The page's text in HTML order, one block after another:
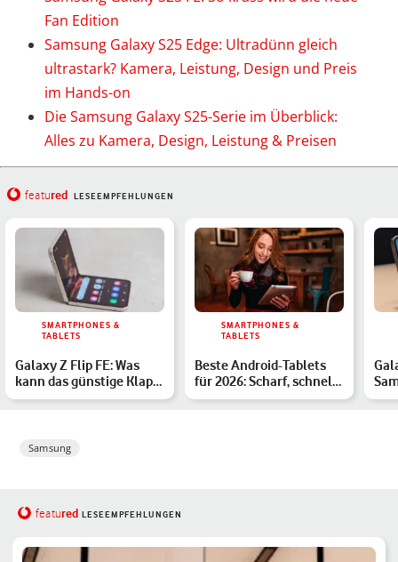
Fan Edition
Samsung Galaxy S25 Edge: Ultradünn gleich
ultrastark? Kamera, Leistung, Design und Preis
im Hands-on
Die Samsung Galaxy S25-Serie im Überblick:
Alles zu Kamera, Design, Leistung & Preisen
featured LESEEMPFEHLUNGEN
SMARTPHONES &
TABLETS
Galaxy Z Flip FE: Was
kann das günstige Klapp-
Handy?
SMARTPHONES &
TABLETS
Beste Android-Tablets
für 2026: Scharf, schnell
und vielseitig
Samsung
featured LESEEMPFEHLUNGEN